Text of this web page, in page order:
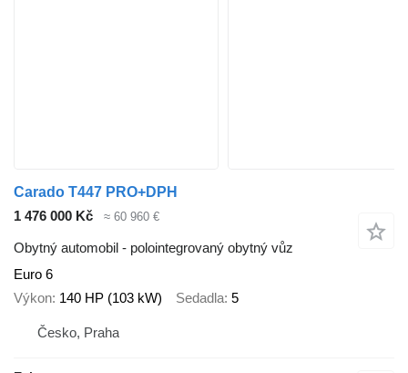
Carado T447 PRO+DPH
1 476 000 Kč
≈ 60 960 €
Obytný automobil - polointegrovaný obytný vůz
Euro 6
Výkon 140 HP (103 kW) Sedadla 5
Česko, Praha